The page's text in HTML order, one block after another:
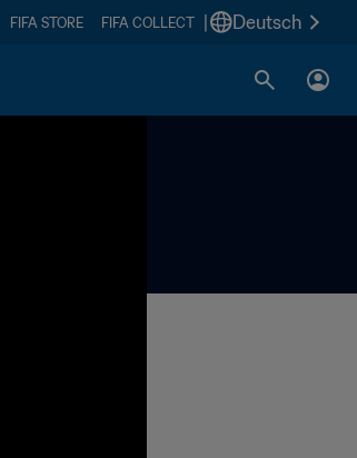
FIFA STORE FIFA COLLECT Deutsch